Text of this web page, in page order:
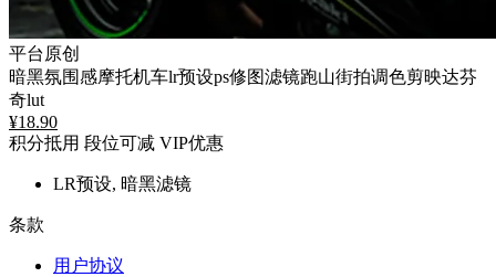
平台原创
暗黑氛围感摩托机车lr预设ps修图滤镜跑山街拍调色剪映达芬
奇lut
¥18.90
积分抵用 段位可减 VIP优惠
LR预设, 暗黑滤镜
条款
用户协议